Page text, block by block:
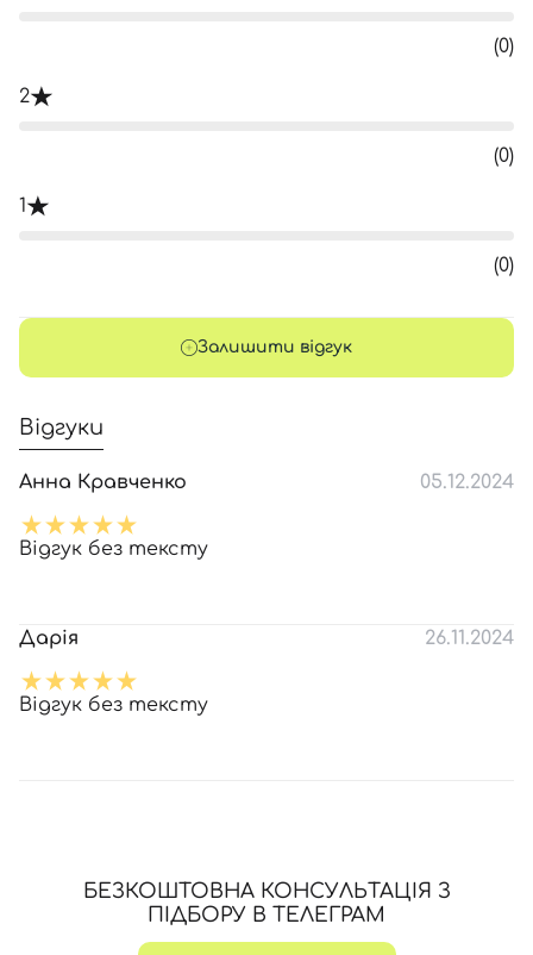
(0)
2
(0)
1
(0)
Залишити відгук
Відгуки
Анна Кравченко 05.12.2024
Відгук без тексту
Дарія 26.11.2024
Відгук без тексту
БЕЗКОШТОВНА КОНСУЛЬТАЦІЯ З
ПІДБОРУ В ТЕЛЕГРАМ